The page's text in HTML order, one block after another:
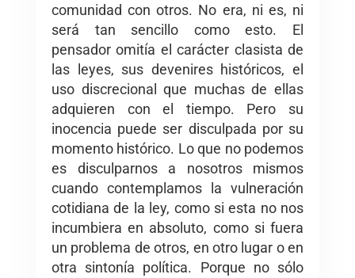
comunidad con otros. No era, ni es, ni
será tan sencillo como esto. El
pensador omitía el carácter clasista de
las leyes, sus devenires históricos, el
uso discrecional que muchas de ellas
adquieren con el tiempo. Pero su
inocencia puede ser disculpada por su
momento histórico. Lo que no podemos
es disculparnos a nosotros mismos
cuando contemplamos la vulneración
cotidiana de la ley, como si esta no nos
incumbiera en absoluto, como si fuera
un problema de otros, en otro lugar o en
otra sintonía política. Porque no sólo